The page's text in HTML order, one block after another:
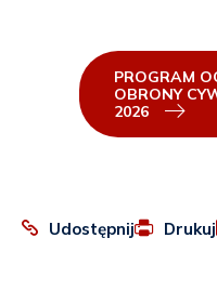
PROGRAM
OBRONY
2026
Udostępnij:
Drukuj